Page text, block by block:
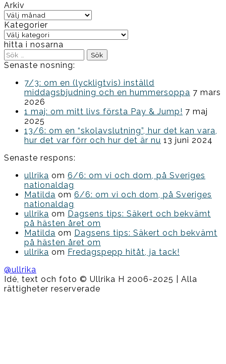
Arkiv
Arkiv
Kategorier
Kategorier
hitta i nosarna
Sök
efter:
Senaste nosning:
7/3: om en (lyckligtvis) inställd
middagsbjudning och en hummersoppa 7 mars
2026
1 maj: om mitt livs första Pay & Jump! 7 maj
2025
13/6: om en “skolavslutning”, hur det kan vara,
hur det var förr och hur det är nu 13 juni 2024
Senaste respons:
ullrika om 6/6: om vi och dom, på Sveriges
nationaldag
Matilda om 6/6: om vi och dom, på Sveriges
nationaldag
ullrika om Dagsens tips: Säkert och bekvämt
på hästen året om
Matilda om Dagsens tips: Säkert och bekvämt
på hästen året om
ullrika om Fredagspepp hitåt, ja tack!
@ullrika
Idé, text och foto © Ullrika H 2006-2025 | Alla
rättigheter reserverade